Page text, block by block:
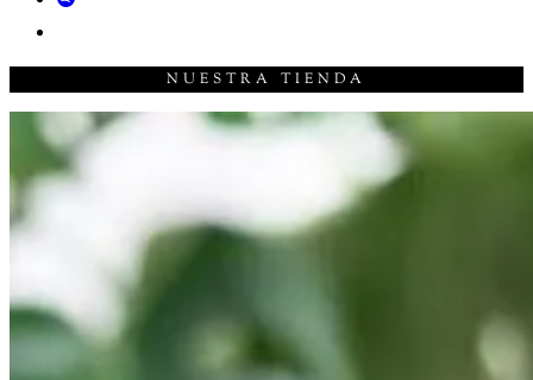
NUESTRA TIENDA